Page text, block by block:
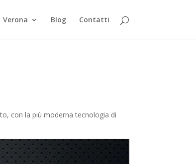
Verona Blog Contatti
con la più moderna tecnologia di